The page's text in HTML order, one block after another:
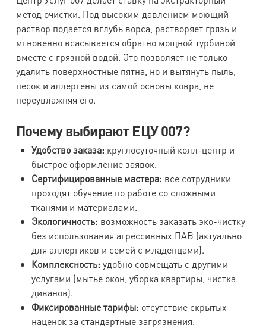
метод очистки. Под высоким давлением моющий
раствор подается вглубь ворса, растворяет грязь и
мгновенно всасывается обратно мощной турбиной
вместе с грязной водой. Это позволяет не только
удалить поверхностные пятна, но и вытянуть пыль,
песок и аллергены из самой основы ковра, не
переувлажняя его.
Почему выбирают ЕЦУ 007?
Удобство заказа: круглосуточный колл-центр и
быстрое оформление заявок.
Сертифицированные мастера: все сотрудники
проходят обучение по работе со сложными
тканями и материалами.
Экологичность: возможность заказать эко-чистку
без использования агрессивных ПАВ (актуально
для аллергиков и семей с младенцами).
Комплексность: удобно совмещать с другими
услугами (мытье окон, уборка квартиры, чистка
диванов).
Фиксированные тарифы: отсутствие скрытых
наценок за стандартные загрязнения.